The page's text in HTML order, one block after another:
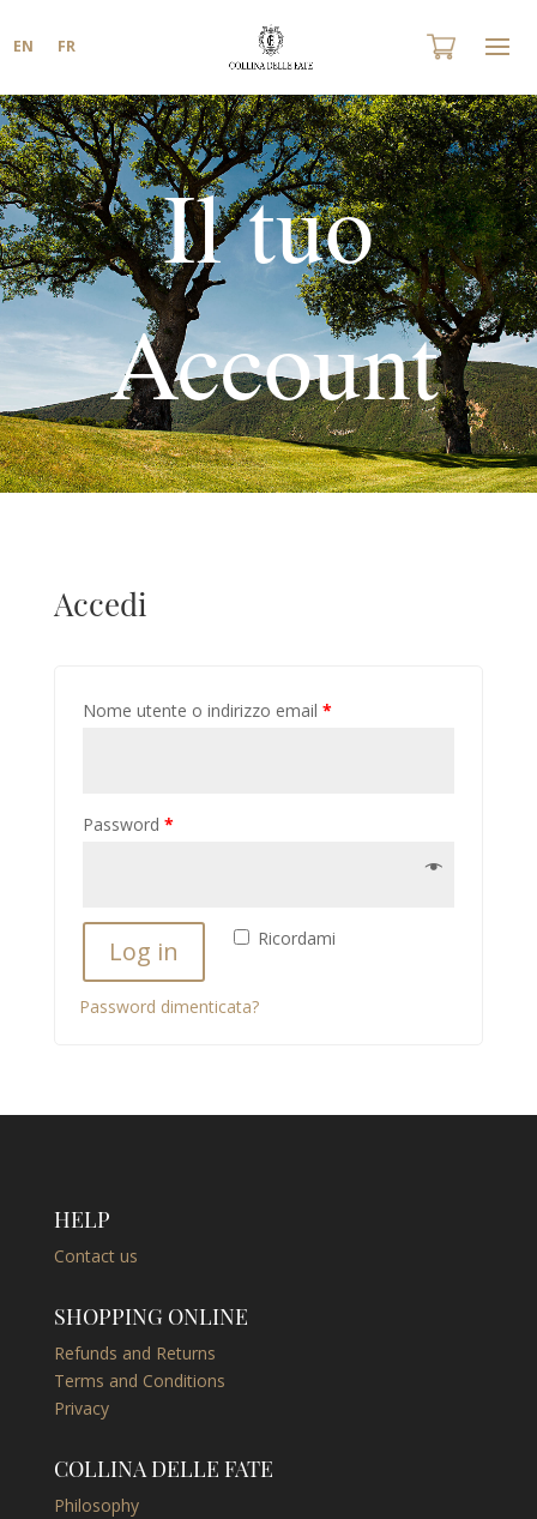
EN FR
Il tuo
Account
Accedi
Nome utente o indirizzo email *
Password *
Ricordami
Log in
Password dimenticata?
HELP
Contact us
SHOPPING ONLINE
Refunds and Returns
Terms and Conditions
Privacy
COLLINA DELLE FATE
Philosophy